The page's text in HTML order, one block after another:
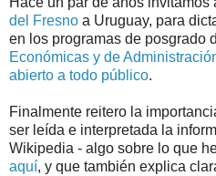
del Fresno a Uruguay, para
en los programas de posgrado
Económicas y de
abierto a todo público.
Finalmente reitero la
ser leída e interpretada la
Wikipedia - algo sobre lo que
aquí, y que también explica